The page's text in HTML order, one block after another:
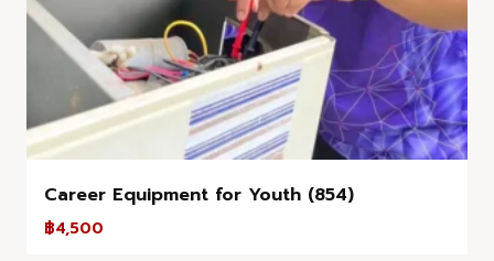
Career Equipment for Youth (854)
฿4,500